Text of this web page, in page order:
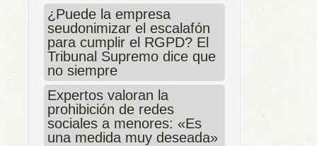
¿Puede la empresa
seudonimizar el escalafón
para cumplir el RGPD? El
Tribunal Supremo dice que
no siempre
Expertos valoran la
prohibición de redes
sociales a menores: «Es
una medida muy deseada»